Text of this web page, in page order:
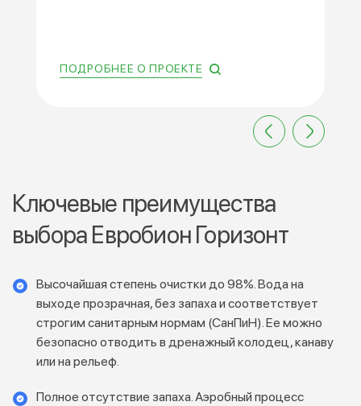
ПОДРОБНЕЕ О ПРОЕКТЕ
Ключевые преимущества
выбора Евробион Горизонт
Высочайшая степень очистки до 98%. Вода на
выходе прозрачная, без запаха и соответствует
строгим санитарным нормам (СанПиН). Ее можно
безопасно отводить в дренажный колодец, канаву
или на рельеф.
Полное отсутствие запаха. Аэробный процесс